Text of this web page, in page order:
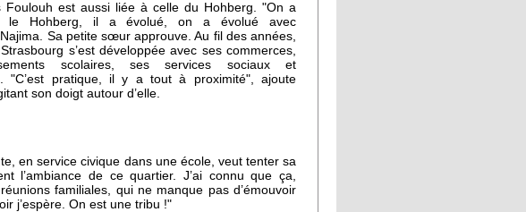
Foulouh est aussi liée à celle du Hohberg. "On a
le Hohberg, il a évolué, on a évolué avec
Sa petite sœur approuve. Au fil des années,
s’est développée avec ses commerces,
scolaires, ses services sociaux et
"C’est pratique, il y a tout à proximité", ajoute
son doigt autour d’elle.
en service civique dans une école, veut tenter sa
l’ambiance de ce quartier. J’ai connu que ça,
familiales, qui ne manque pas d’émouvoir
j’espère. On est une tribu !"